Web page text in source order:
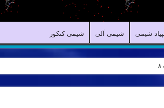
شیمی شیمی آلی شیمی کنکور